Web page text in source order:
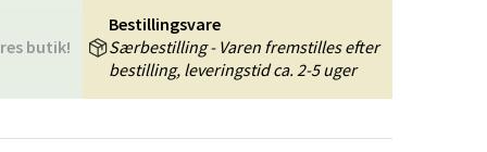
butik!
Bestillingsvare
Særbestilling - Varen fremstilles efter
bestilling, leveringstid ca. 2-5 uger